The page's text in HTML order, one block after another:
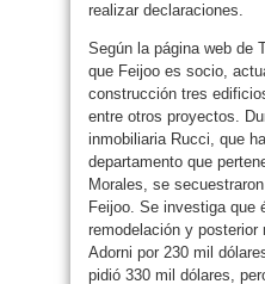
realizar declaraciones.
Según la página web de
que Feijoo es socio,
construcción tres
entre otros proyectos.
inmobiliaria Rucci, que
departamento que
Morales, se
Feijoo. Se investiga que
remodelación y posterior
Adorni por 230 mil
pidió 330 mil dólares,